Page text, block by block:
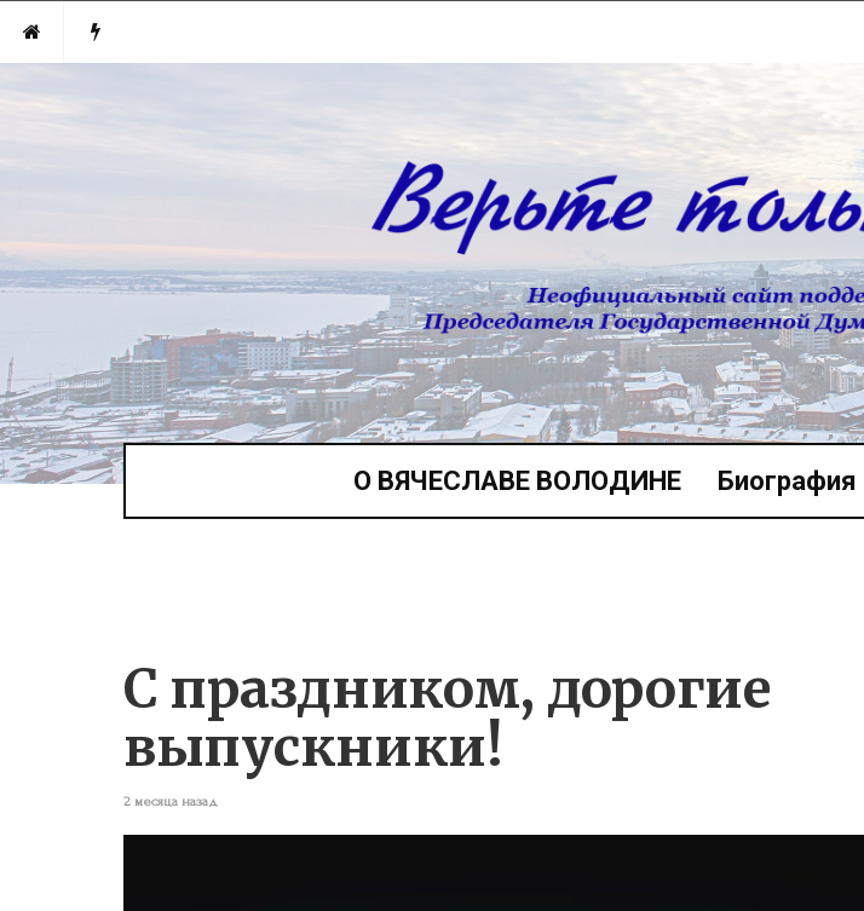
О ВЯЧЕСЛАВЕ ВОЛОДИНЕ Биография
С праздником, дорогие
выпускники!
2 месяца назад